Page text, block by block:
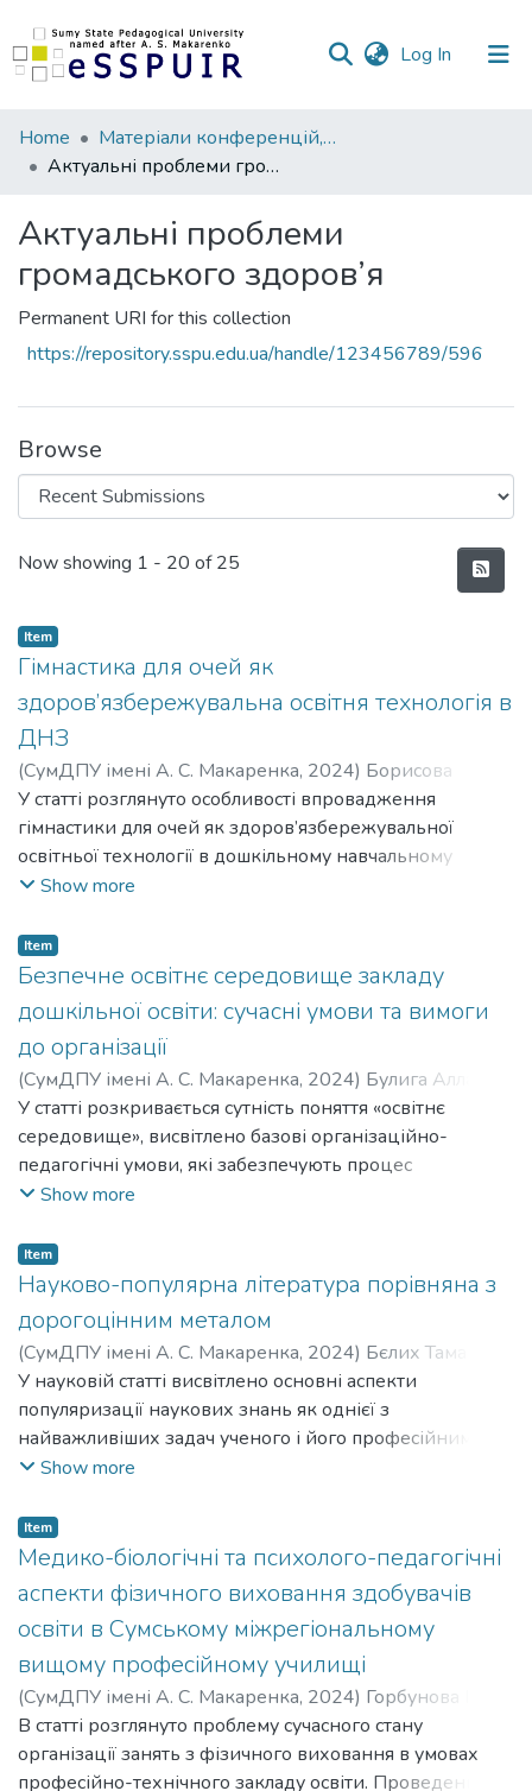
Log In (current)
Communities
&
All of DSpace
Home
Матеріали конференцій, семінарів, читань
Актуальні проблеми громадського здоров’я
Актуальні проблеми
громадського здоров’я
Permanent URI for this collection
https://repository.sspu.edu.ua/handle/123456789/596
Browse
Recent Submissions
Now showing 1 - 20 of 25
Item
Гімнастика для очей як
здоров’язбережувальна освітня технологія в
ДНЗ
(СумДПУ імені А. С. Макаренка, 2024) Борисова
Лариса Василівна;Borysova Larysa Vasylivna
У статті розглянуто особливості впровадження
гімнастики для очей як здоров’язбережувальної
освітньої технології в дошкільному навчальному
закладі. Визначено основні чинники виникнення
методику використання гімнастики для очей в
освітньому процесі закладу дошкільної освіти.
Експериментально доведено ефективність комплексу
вправ на збереження та зміцнення здоров’я очей
дітей, покращення їхньої працездатності. Надано
методичні рекомендації для педагогів і батьків щодо
організації здоров’язбережувального середовища в
умовах закладу дошкільної освіти і сімейного
виховання.
Show more
Item
Безпечне освітнє середовище закладу
дошкільної освіти: сучасні умови та вимоги
до організації
(СумДПУ імені А. С. Макаренка, 2024) Булига Алла
Іванівна;Bulyga Alla Ivanovna
У статті розкривається сутність поняття «освітнє
середовище», висвітлено базові організаційно-
педагогічні умови, які забезпечують процес
формування безпечного середовища в закладі
застосування педагогами різноманітних інноваційних
методів, прийомів під час організації освітнього
процесу в ЗДО.
Show more
Item
Науково-популярна література порівняна з
дорогоцінним металом
(СумДПУ імені А. С. Макаренка, 2024) Бєлих Тамара
Василівна; Belykh Tamara Vasylivna
У науковій статті висвітлено основні аспекти
популяризації наукових знань як однієї з
найважливіших задач ученого і його професійним
обов'язком.
Show more
Item
Медико-біологічні та психолого-педагогічні
аспекти фізичного виховання здобувачів
освіти в Сумському міжрегіональному
вищому професійному училищі
(СумДПУ імені А. С. Макаренка, 2024) Горбунова Ірина
Іванівна;Сорокін Леонід Валерійович;Horbunova Iryna
Ivanivna;Sorokin Leonid Valeriiovych
В статті розглянуто проблему сучасного стану
організації занять з фізичного виховання в умовах
професійно-технічного закладу освіти. Проведений